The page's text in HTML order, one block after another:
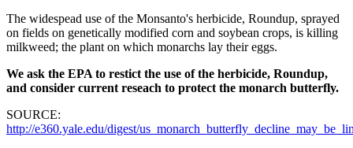
The widespead use of the Monsanto's herbicide, Roundup, sprayed
on fields on genetically modified corn and soybean crops, is killing
milkweed; the plant on which monarchs lay their eggs.
We ask the EPA to restict the use of the herbicide, Roundup,
and consider current reseach to protect the monarch butterfly.
SOURCE:
http://e360.yale.edu/digest/